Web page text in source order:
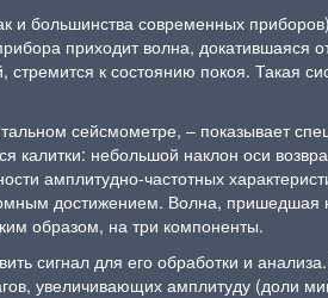
и большинства современных
приходит волна, докатившаяся
к состоянию покоя. Такая
сейсмометре, – показывает
калитки: небольшой наклон оси
амплитудно-частотных
достижением. Волна, пришедшая
образом, на три компоненты.
сигнал для его обработки и
увеличивающих амплитуду (доли